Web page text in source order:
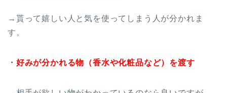
→貰って嬉しい人と気を使ってしまう人が分かれま
す。
・ 好みが分かれる物（香水や化粧品など）を渡す